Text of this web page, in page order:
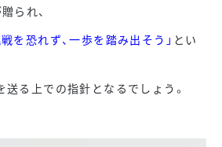
られ、
戦を恐れず、一歩を踏み出そう」 とい
る上での指針となるでしょう。